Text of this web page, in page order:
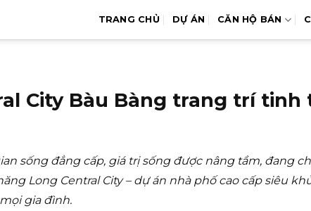
TRANG CHỦ DỰ ÁN CĂN HỘ BÁN
City Bàu Bàng trang trí tinh
sống đẳng cấp, giá trị sống được nâng tầm, đang
Long Central City – dự án nhà phố cao cấp siêu
gia đình.